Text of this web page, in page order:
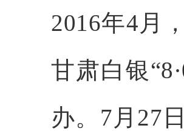
2016年4月
甘肃白银
办。7月27